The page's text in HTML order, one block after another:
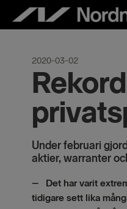
2020-03-02
Under februari
aktier, warranter
– Det har varit
tidigare sett lika